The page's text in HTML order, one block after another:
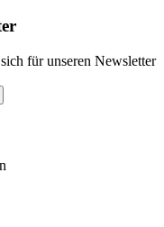
für unseren Newsletter